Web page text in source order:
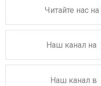
Читайте нас на
Наш канал на
Наш канал в